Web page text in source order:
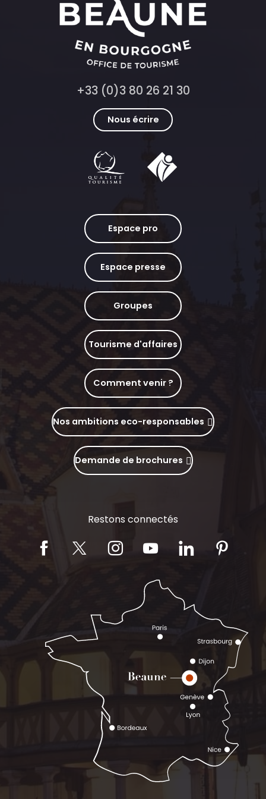
+33 (0)3 80 26 21 30
Nous écrire
Espace pro
Espace presse
Groupes
Tourisme d'affaires
Comment venir ?
Nos ambitions eco-responsables
Demande de brochures
Restons connectés